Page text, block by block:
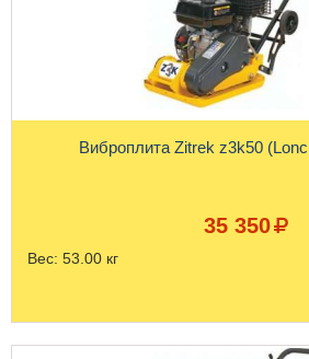
Виброплита Zitrek z3k50
35 350
Вес: 53.00 кг